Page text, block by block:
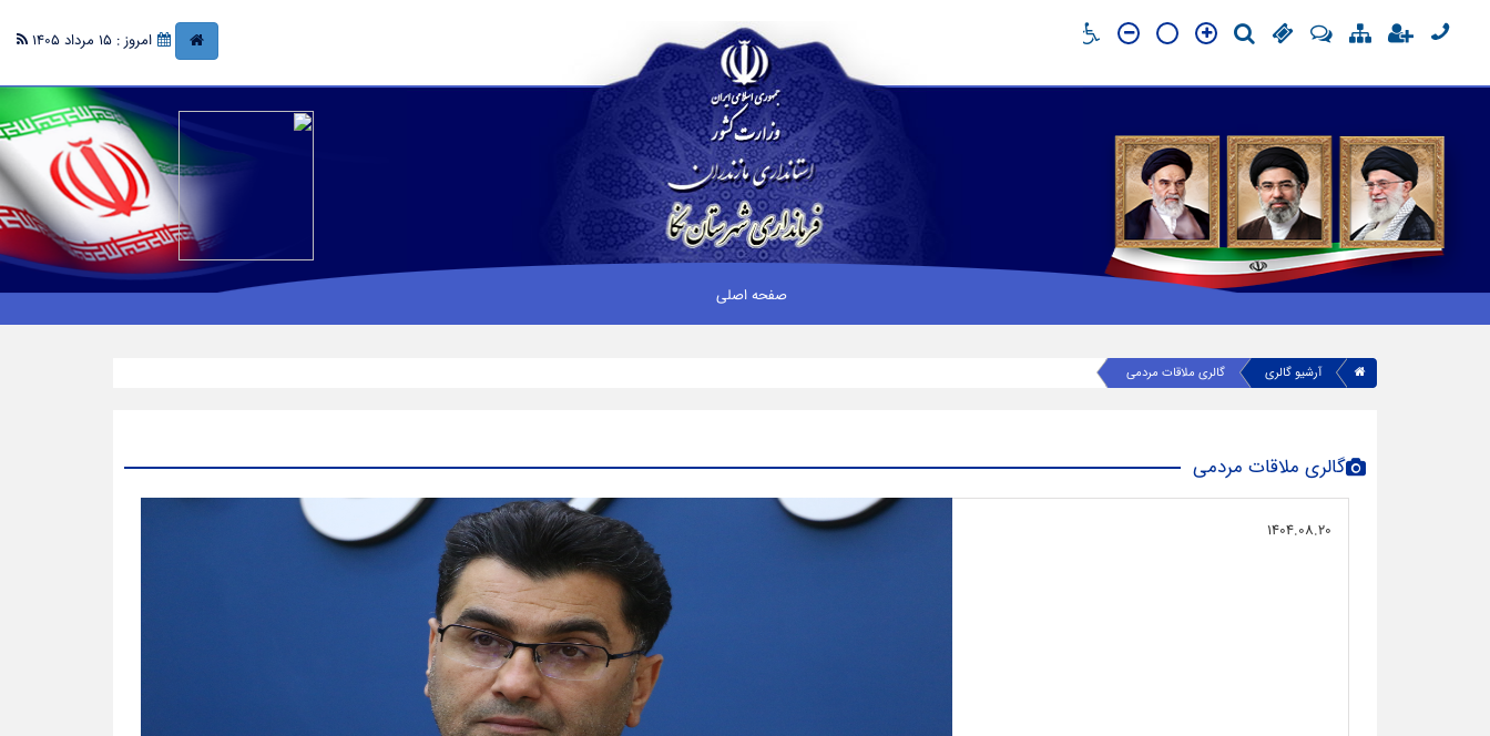
امروز : 15 مرداد 1405
صفحه اصلی
آرشیو گالری گالری ملاقات مردمی
گالری ملاقات مردمی
1404.08.20